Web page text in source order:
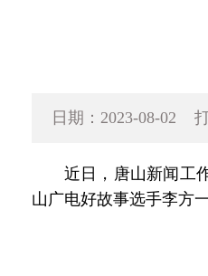
日期：2023-08-02
近日，唐山新闻工
山广电好故事选手李方